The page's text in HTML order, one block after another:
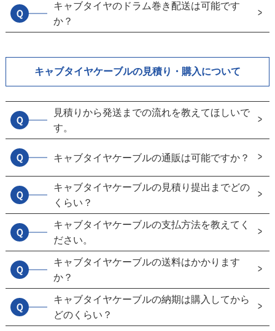
Ｑ
キャブタイヤのドラム巻き配送は可能です
か？
キャブタイヤケーブルの見積り・購入について
Ｑ
見積りから発送までの流れを教えてほしいで
す。
Ｑ キャブタイヤケーブルの通販は可能ですか？
Ｑ
キャブタイヤケーブルの見積り提出までどの
くらい？
Ｑ
キャブタイヤケーブルの支払方法を教えてく
ださい。
Ｑ
キャブタイヤケーブルの送料はかかります
か？
Ｑ
キャブタイヤケーブルの納期は購入してから
どのくらい？